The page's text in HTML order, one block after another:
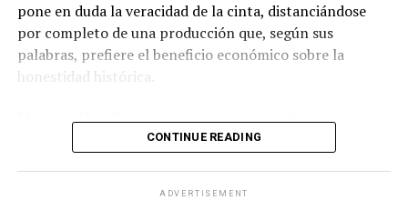
Si bien Álex García vuelve a devorar la pantalla con una
interpretación magnética, el verdadero golpe sobre la
mesa en esta temporada lo da Teresa Riott. Su
moviéndose con maestría entre la vulnerabilidad más
profunda y una dureza implacable, consolidándose
como uno de los grandes talentos de la ficción nacional.
pone en duda la veracidad de la cinta, distanciándose
por completo de una producción que, según sus
palabras, prefiere el beneficio económico sobre la
honestidad histórica.
Una película para una «fantasía» muy
específica
es innegable en los números, pero
CONTINUE READING
ADVERTISEMENT